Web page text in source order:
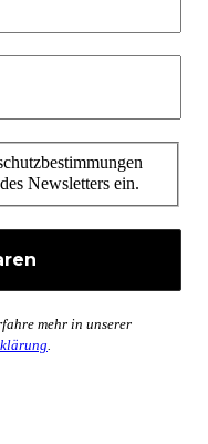
Newsletters ein.
mehr in unserer
.